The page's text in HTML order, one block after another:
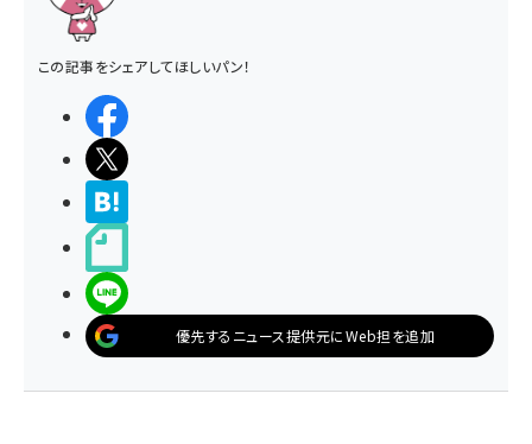
この記事をシェアしてほしいパン！
優先するニュース提供元にWeb担を追加